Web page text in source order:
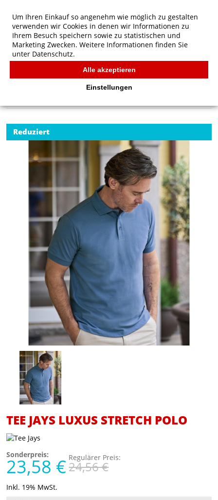
Tee Jays Luxus Stretch Polo
Reduziert
TEE JAYS LUXUS STRETCH POLO
Sonderpreis:
23,58 € Regulärer Preis:
24,56 €
Inkl. 19% MwSt.
Um Ihren Einkauf so angenehm wie möglich zu gestalten
verwenden wir Cookies in denen wir Informationen zu
Ihrem Besuch speichern sowie zu statistischen und
Marketing Zwecken. Weitere Informationen finden Sie
unter Datenschutz.
Alle akzeptieren
Einstellungen